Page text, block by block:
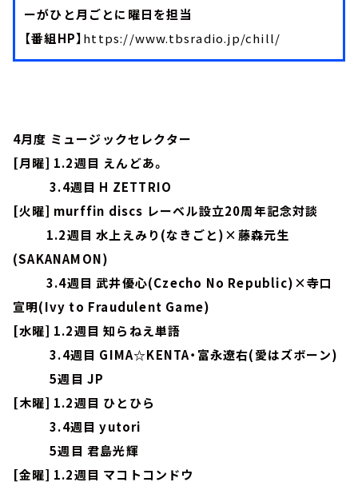
ーがひと月ごとに曜日を担当
【番組HP】https://www.tbsradio.jp/chill/
4月度 ミュージックセレクター
[月曜] 1.2週目 えんどあ。
3.4週目 H ZETTRIO
[火曜] murffin discs レーベル設立20周年記念対談
1.2週目 水上えみり(なきごと)×藤森元生
(SAKANAMON)
3.4週目 武井優心(Czecho No Republic)×寺口
宣明(Ivy to Fraudulent Game)
[水曜] 1.2週目 知らねえ単語
3.4週目 GIMA☆KENTA・富永遼右(愛はズボーン)
5週目 JP
[木曜] 1.2週目 ひとひら
3.4週目 yutori
5週目 君島光輝
[金曜] 1.2週目 マコトコンドウ